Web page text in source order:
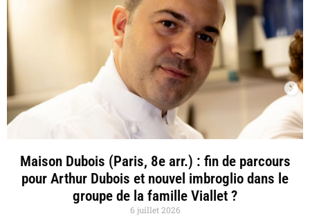
Maison Dubois (Paris, 8e arr.) : fin de parcours
pour Arthur Dubois et nouvel imbroglio dans le
groupe de la famille Viallet ?
6 juillet 2026